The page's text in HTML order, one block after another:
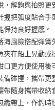
哥大股份有限公司
本服務購買商品或
後，依約使用本
或地址）提供予台
期帳單所需資料
請詳閱以下連結：
後14天內，點擊此
方式進行付款，
成當下不需立刻繳
商家同意取消之訂
AFTEE先享後付 」
需取消欲退款等相
範圍內提供個人資
含以上)免
含以上)免
含以上)免
請勿下單，請聯
，解鉤與拍照更
握把弧度貼合
保持良好握感。
海風險搭配彈簧
夾在船上晃動或
口更方便使用後
備碰撞，攜帶更
帶隨身攜帶收納
織帶上，作釣時